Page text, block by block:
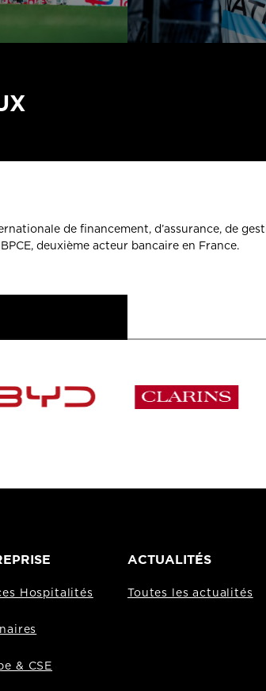
de financement, d’assurance, de
deuxième acteur bancaire en France.
Hospitalités
& CSE
ACTUALITÉS
Toutes les actualités